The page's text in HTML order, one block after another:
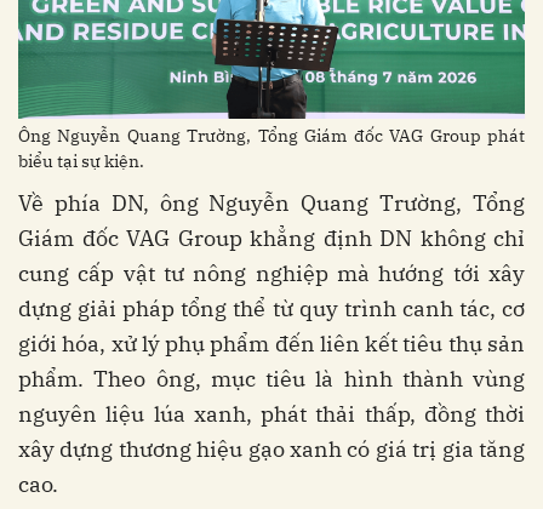
Ông Nguyễn Quang Trường, Tổng Giám đốc VAG Group phát
biểu tại sự kiện.
Về phía DN, ông Nguyễn Quang Trường, Tổng
Giám đốc VAG Group khẳng định DN không chỉ
cung cấp vật tư nông nghiệp mà hướng tới xây
dựng giải pháp tổng thể từ quy trình canh tác, cơ
giới hóa, xử lý phụ phẩm đến liên kết tiêu thụ sản
phẩm. Theo ông, mục tiêu là hình thành vùng
nguyên liệu lúa xanh, phát thải thấp, đồng thời
xây dựng thương hiệu gạo xanh có giá trị gia tăng
cao.